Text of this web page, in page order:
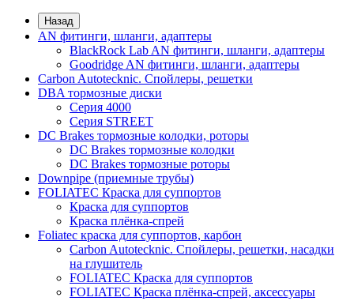
Назад
AN фитинги, шланги, адаптеры
BlackRock Lab AN фитинги, шланги, адаптеры
Goodridge AN фитинги, шланги, адаптеры
Carbon Autotecknic. Спойлеры, решетки
DBA тормозные диски
Серия 4000
Серия STREET
DC Brakes тормозные колодки, роторы
DC Brakes тормозные колодки
DC Brakes тормозные роторы
Downpipe (приемные трубы)
FOLIATEC Краска для суппортов
Краска для суппортов
Краска плёнка-спрей
Foliatec краска для суппортов, карбон
Carbon Autotecknic. Спойлеры, решетки, насадки
на глушитель
FOLIATEC Краска для суппортов
FOLIATEC Краска плёнка-спрей, аксессуары